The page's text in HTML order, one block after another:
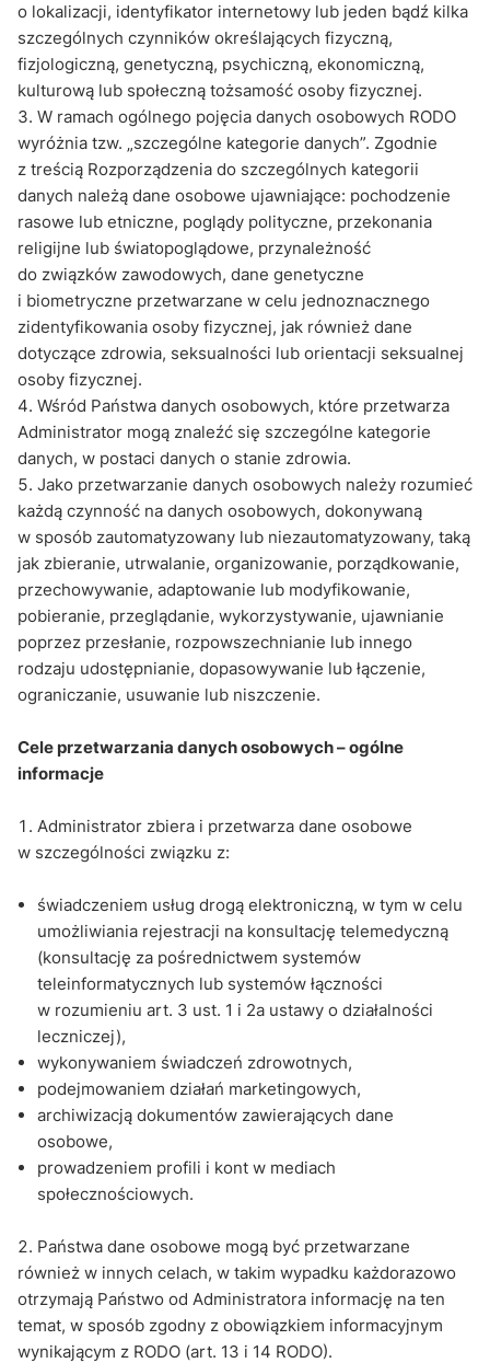
o lokalizacji, identyfikator internetowy lub jeden bądź kilka
szczególnych czynników określających fizyczną,
fizjologiczną, genetyczną, psychiczną, ekonomiczną,
kulturową lub społeczną tożsamość osoby fizycznej.
W ramach ogólnego pojęcia danych osobowych RODO
wyróżnia tzw. „szczególne kategorie danych”. Zgodnie
z treścią Rozporządzenia do szczególnych kategorii
danych należą dane osobowe ujawniające: pochodzenie
rasowe lub etniczne, poglądy polityczne, przekonania
religijne lub światopoglądowe, przynależność
do związków zawodowych, dane genetyczne
i biometryczne przetwarzane w celu jednoznacznego
zidentyfikowania osoby fizycznej, jak również dane
dotyczące zdrowia, seksualności lub orientacji seksualnej
osoby fizycznej.
Wśród Państwa danych osobowych, które przetwarza
Administrator mogą znaleźć się szczególne kategorie
danych, w postaci danych o stanie zdrowia.
Jako przetwarzanie danych osobowych należy rozumieć
każdą czynność na danych osobowych, dokonywaną
w sposób zautomatyzowany lub niezautomatyzowany, taką
jak zbieranie, utrwalanie, organizowanie, porządkowanie,
przechowywanie, adaptowanie lub modyfikowanie,
pobieranie, przeglądanie, wykorzystywanie, ujawnianie
poprzez przesłanie, rozpowszechnianie lub innego
rodzaju udostępnianie, dopasowywanie lub łączenie,
ograniczanie, usuwanie lub niszczenie.
Cele przetwarzania danych osobowych – ogólne
informacje
Administrator zbiera i przetwarza dane osobowe
w szczególności związku z:
świadczeniem usług drogą elektroniczną, w tym w celu
umożliwiania rejestracji na konsultację telemedyczną
(konsultację za pośrednictwem systemów
teleinformatycznych lub systemów łączności
w rozumieniu art. 3 ust. 1 i 2a ustawy o działalności
leczniczej),
wykonywaniem świadczeń zdrowotnych,
podejmowaniem działań marketingowych,
archiwizacją dokumentów zawierających dane
osobowe,
prowadzeniem profili i kont w mediach
społecznościowych.
Państwa dane osobowe mogą być przetwarzane
również w innych celach, w takim wypadku każdorazowo
otrzymają Państwo od Administratora informację na ten
temat, w sposób zgodny z obowiązkiem informacyjnym
wynikającym z RODO (art. 13 i 14 RODO).